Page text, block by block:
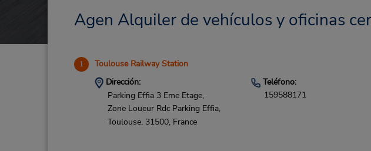
Agen Alquiler de vehículos y oficinas
1 Toulouse Railway Station
Dirección:
Parking Effia 3 Eme Etage,
Zone Loueur Rdc Parking Effia,
Toulouse, 31500, France
Teléfono:
159588171